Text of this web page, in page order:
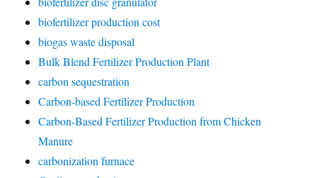
biofertilizer production cost
biogas waste disposal
Bulk Blend Fertilizer Production Plant
carbon sequestration
Carbon-based Fertilizer Production
Carbon-Based Fertilizer Production from Chicken
Manure
carbonization furnace